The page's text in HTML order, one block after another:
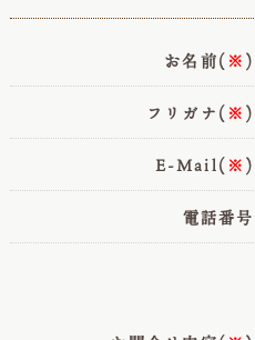
お名前(※)
フリガナ(※)
E-Mail(※)
電話番号